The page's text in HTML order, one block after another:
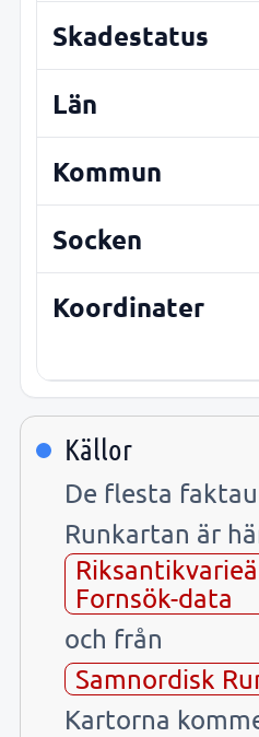
Skadestatus
Län
Kommun
Socken
Koordinater
Källor
De flesta
Runkartan är
Fornsök-data
och från
Samnordisk
Kartorna